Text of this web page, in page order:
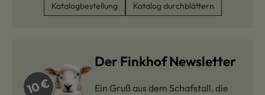
Katalogbestellung Katalog durchblättern
Der Finkhof Newsletter
Ein Gruß aus dem Schafstall, die